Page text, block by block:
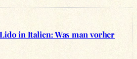
in Italien: Was man vorher